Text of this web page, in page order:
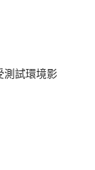
測試環境影